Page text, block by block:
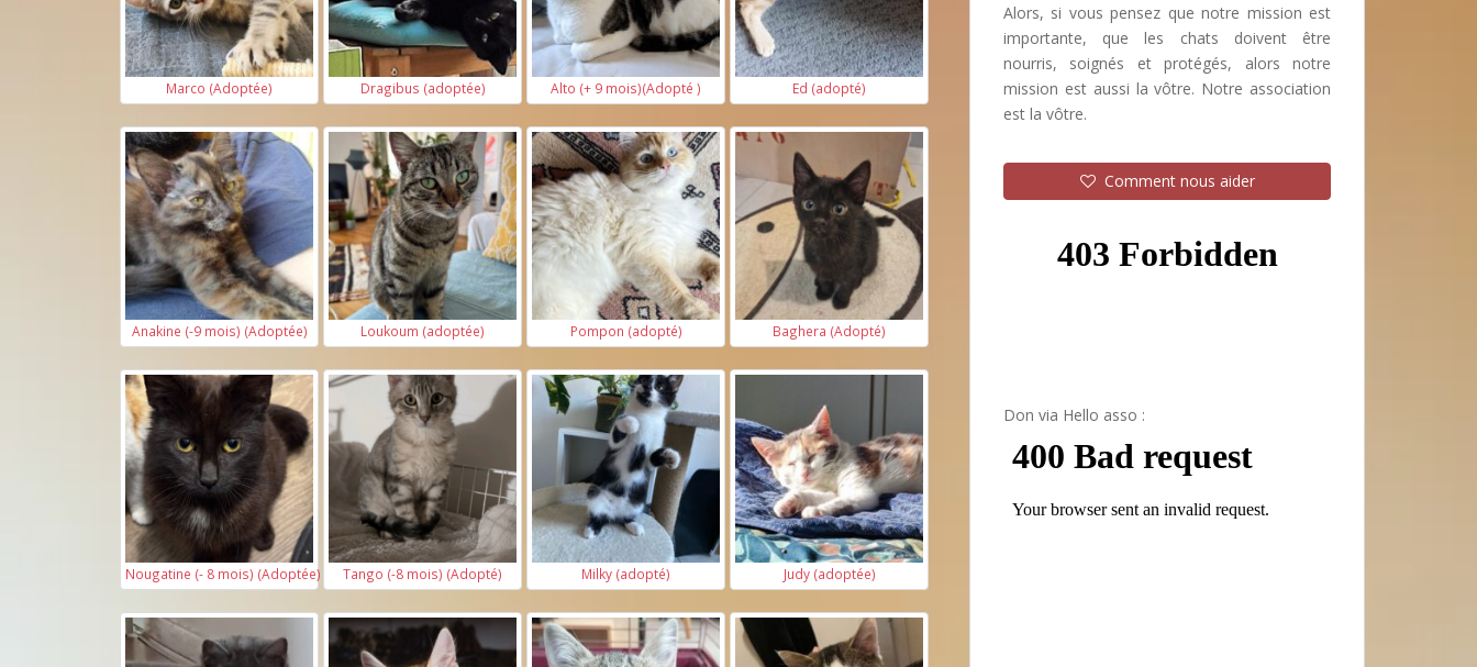
Marco (Adoptée) Dragibus (adoptée) Alto (+ 9 mois)(Adopté ) Ed (adopté)
Anakine (-9 mois) (Adoptée) Loukoum (adoptée) Pompon (adopté) Baghera (Adopté)
Nougatine (- 8 mois) (Adoptée) Tango (-8 mois) (Adopté) Milky (adopté) Judy (adoptée)
Alors, si vous pensez que notre mission est
importante, que les chats doivent être
nourris, soignés et protégés, alors notre
mission est aussi la vôtre. Notre association
est la vôtre.
Comment nous aider
Don via Hello asso :